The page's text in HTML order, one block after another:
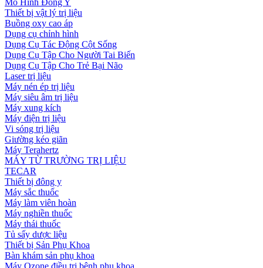
Mô Hình Đông Y
Thiết bị vật lý trị liệu
Buồng oxy cao áp
Dụng cụ chỉnh hình
Dụng Cụ Tác Động Cột Sống
Dụng Cụ Tập Cho Người Tai Biến
Dụng Cụ Tập Cho Trẻ Bại Não
Laser trị liệu
Máy nén ép trị liệu
Máy siêu âm trị liệu
Máy xung kích
Máy điện trị liệu
Vi sóng trị liệu
Giường kéo giãn
Máy Terahertz
MÁY TỪ TRƯỜNG TRỊ LIỆU
TECAR
Thiết bị đông y
Máy sắc thuốc
Máy làm viên hoàn
Máy nghiền thuốc
Máy thái thuốc
Tủ sấy dược liệu
Thiết bị Sản Phụ Khoa
Bàn khám sản phụ khoa
Máy Ozone điều trị bệnh phụ khoa